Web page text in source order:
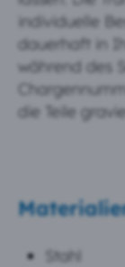
individuelle
dauerhaft in
während des
die Teile
Stahl